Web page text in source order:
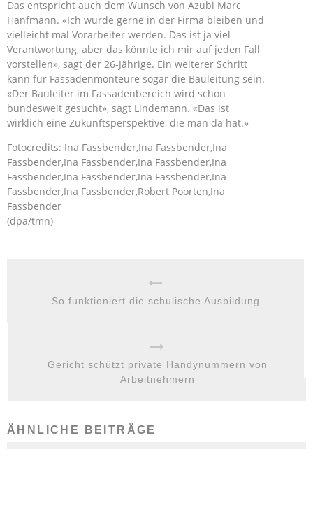
Das entspricht auch dem Wunsch von Azubi Marc
Hanfmann. «Ich würde gerne in der Firma bleiben und
vielleicht mal Vorarbeiter werden. Das ist ja viel
Verantwortung, aber das könnte ich mir auf jeden Fall
vorstellen», sagt der 26-Jährige. Ein weiterer Schritt
kann für Fassadenmonteure sogar die Bauleitung sein.
«Der Bauleiter im Fassadenbereich wird schon
bundesweit gesucht», sagt Lindemann. «Das ist
wirklich eine Zukunftsperspektive, die man da hat.»
Fotocredits: Ina Fassbender,Ina Fassbender,Ina
Fassbender,Ina Fassbender,Ina Fassbender,Ina
Fassbender,Ina Fassbender,Ina Fassbender,Ina
Fassbender,Ina Fassbender,Robert Poorten,Ina
Fassbender
(dpa/tmn)
So funktioniert die schulische Ausbildung
Gericht schützt private Handynummern von
Arbeitnehmern
ÄHNLICHE BEITRÄGE